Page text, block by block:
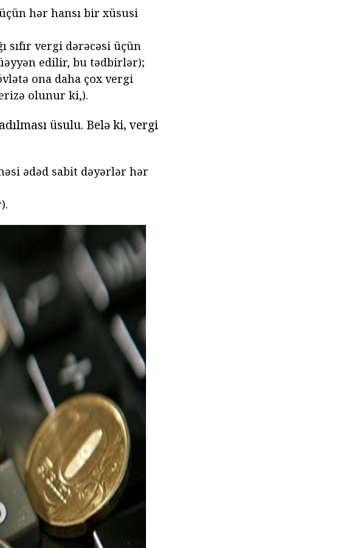
hər hansı bir xüsusi
sıfır vergi dərəcəsi üçün
edilir, bu tədbirlər);
ona daha çox vergi
olunur ki,).
üsulu. Belə ki, vergi
ədəd sabit dəyərlər hər